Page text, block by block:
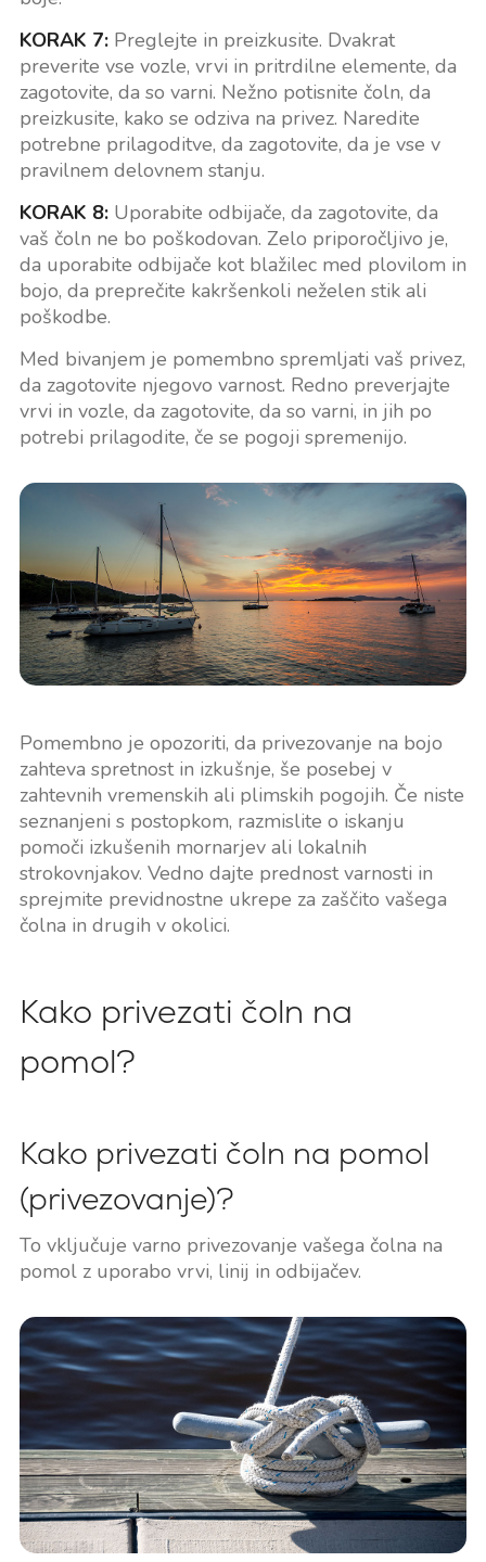
KORAK 7:Preglejte in preizkusite. Dvakrat
preverite vse vozle, vrvi in pritrdilne elemente, da
zagotovite, da so varni. Nežno potisnite čoln, da
preizkusite, kako se odziva na privez. Naredite
potrebne prilagoditve, da zagotovite, da je vse v
pravilnem delovnem stanju.
KORAK 8:Uporabite odbijače, da zagotovite, da
vaš čoln ne bo poškodovan. Zelo priporočljivo je,
da uporabite odbijače kot blažilec med plovilom in
bojo, da preprečite kakršenkoli neželen stik ali
poškodbe.
Med bivanjem je pomembno spremljati vaš privez,
da zagotovite njegovo varnost. Redno preverjajte
vrvi in vozle, da zagotovite, da so varni, in jih po
potrebi prilagodite, če se pogoji spremenijo.
Pomembno je opozoriti, da privezovanje na bojo
zahteva spretnost in izkušnje, še posebej v
zahtevnih vremenskih ali plimskih pogojih. Če niste
seznanjeni s postopkom, razmislite o iskanju
pomoči izkušenih mornarjev ali lokalnih
strokovnjakov. Vedno dajte prednost varnosti in
sprejmite previdnostne ukrepe za zaščito vašega
čolna in drugih v okolici.
Kako privezati čoln na
pomol?
Kako privezati čoln na pomol
(privezovanje)?
To vključuje varno privezovanje vašega čolna na
pomol z uporabo vrvi, linij in odbijačev.